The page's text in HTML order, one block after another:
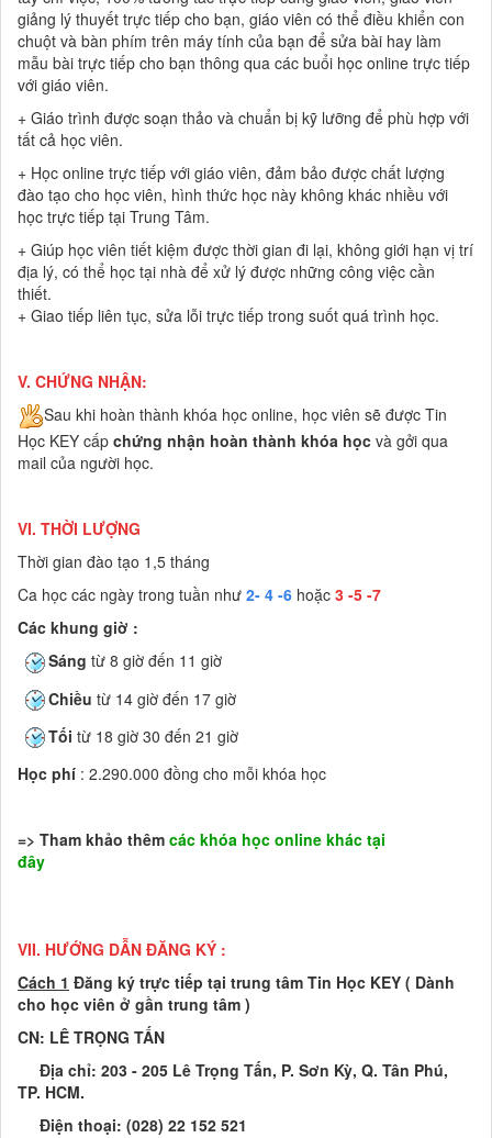
giảng lý thuyết trực tiếp cho bạn, giáo viên có thể điều khiển con
chuột và bàn phím trên máy tính của bạn để sửa bài hay làm
mẫu bài trực tiếp cho bạn thông qua các buổi học online trực tiếp
với giáo viên.
+ Giáo trình được soạn thảo và chuẩn bị kỹ lưỡng để phù hợp với
tất cả học viên.
+ Học online trực tiếp với giáo viên, đảm bảo được chất lượng
đào tạo cho học viên, hình thức học này không khác nhiều với
học trực tiếp tại Trung Tâm.
+ Giúp học viên tiết kiệm được thời gian đi lại, không giới hạn vị trí
địa lý, có thể học tại nhà để xử lý được những công việc cần
thiết.
+ Giao tiếp liên tục, sửa lỗi trực tiếp trong suốt quá trình học.
V. CHỨNG NHẬN:
Sau khi hoàn thành khóa học online, học viên sẽ được Tin
Học KEY cấp chứng nhận hoàn thành khóa học và gởi qua
mail của người học.
VI. THỜI LƯỢNG
Thời gian đào tạo 1,5 tháng
Ca học các ngày trong tuần như 2- 4 -6 hoặc 3 -5 -7
Các khung giờ :
Sáng từ 8 giờ đến 11 giờ
Chiều từ 14 giờ đến 17 giờ
Tối từ 18 giờ 30 đến 21 giờ
Học phí : 2.290.000 đồng cho mỗi khóa học
=> Tham khảo thêm các khóa học online khác tại
đây
VII. HƯỚNG DẪN ĐĂNG KÝ :
Cách 1 Đăng ký trực tiếp tại trung tâm Tin Học KEY ( Dành
cho học viên ở gần trung tâm )
CN: LÊ TRỌNG TẤN
Địa chỉ: 203 - 205 Lê Trọng Tấn, P. Sơn Kỳ, Q. Tân Phú,
TP. HCM.
Điện thoại: (028) 22 152 521